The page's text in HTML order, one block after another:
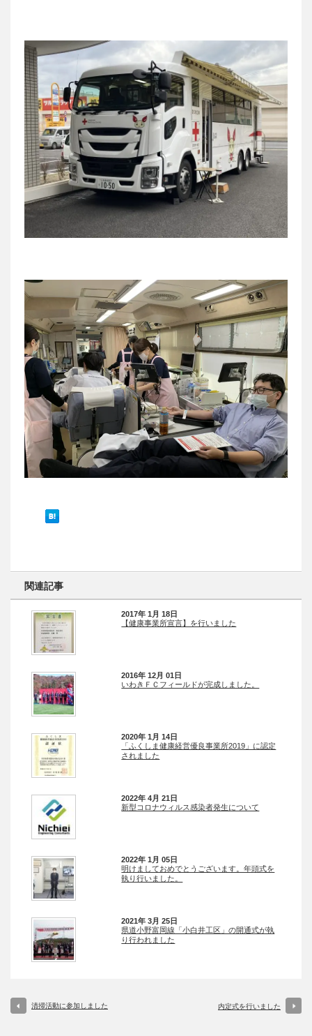
関連記事
2017年 1月 18日
【健康事業所宣言】を行いました
2016年 12月 01日
いわきＦＣフィールドが完成しました。
2020年 1月 14日
「ふくしま健康経営優良事業所2019」に認定
されました
2022年 4月 21日
新型コロナウィルス感染者発生について
2022年 1月 05日
明けましておめでとうございます。年頭式を
執り行いました。
2021年 3月 25日
県道小野富岡線「小白井工区」の開通式が執
り行われました
清掃活動に参加しました 内定式を行いました